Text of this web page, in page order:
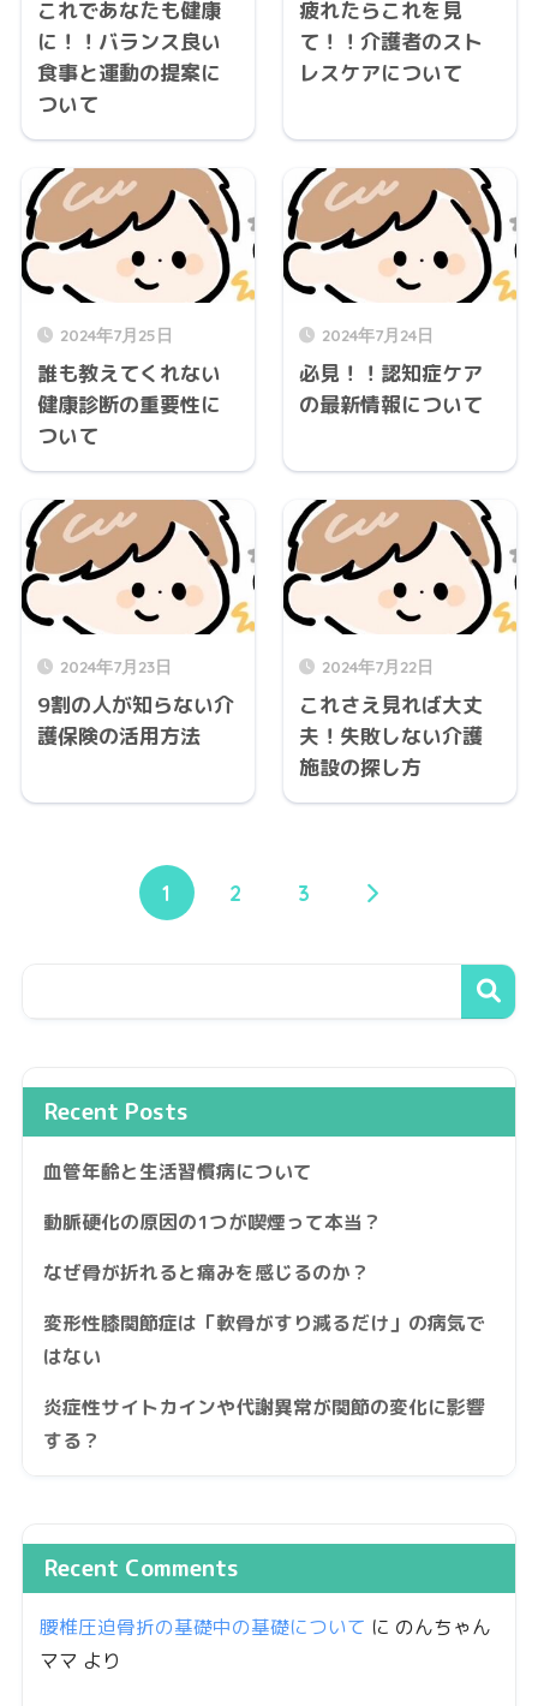
これであなたも健康
に！！バランス良い
食事と運動の提案に
ついて
疲れたらこれを見
て！！介護者のスト
レスケアについて
2024年7月25日
誰も教えてくれない
健康診断の重要性に
ついて
2024年7月24日
必見！！認知症ケア
の最新情報について
2024年7月23日
9割の人が知らない介
護保険の活用方法
2024年7月22日
これさえ見れば大丈
夫！失敗しない介護
施設の探し方
1 2 3
Recent Posts
血管年齢と生活習慣病について
動脈硬化の原因の1つが喫煙って本当？
なぜ骨が折れると痛みを感じるのか？
変形性膝関節症は「軟骨がすり減るだけ」の病気で
はない
炎症性サイトカインや代謝異常が関節の変化に影響
する？
Recent Comments
腰椎圧迫骨折の基礎中の基礎について に のんちゃん
ママ より